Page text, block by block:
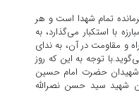
تمام شهدا است و هر
با استکبار می‌گذارد، به
و مقاومت در آن، به ندای
توجه به این که روز
شهیدان حضرت امام حسین
شهید سید حسن نصرالله